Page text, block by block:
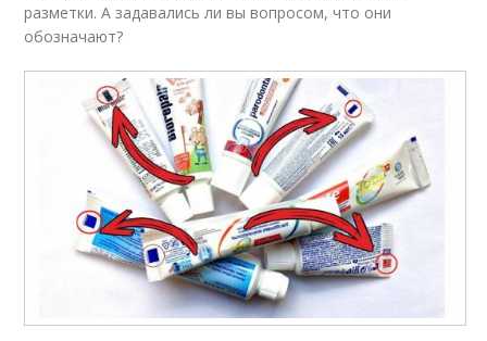
разметки. А задавались ли вы вопросом, что они
обозначают?